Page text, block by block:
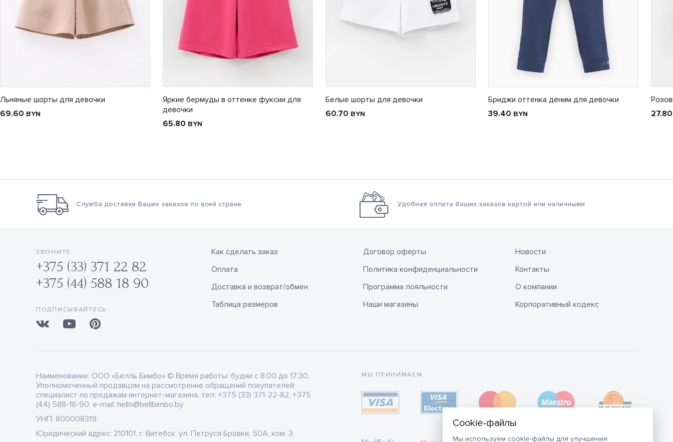
Мы используем cookie-файлы для улучшения
Льняные шорты для девочки
69.60 BYN
Яркие бермуды в оттенке фуксии для
девочки
65.80 BYN
Белые шорты для девочки
60.70 BYN
Бриджи оттенка деним для девочки
39.40 BYN
Служба доставки Ваших заказов по всей стране Удобная оплата Ваших заказов картой или наличными
ЗВОНИТЕ
+375 (33) 371 22 82
+375 (44) 588 18 90
ПОДПИСЫВАЙТЕСЬ
Как сделать заказ
Оплата
Доставка и возврат/обмен
Таблица размеров
Договор оферты
Политика конфиденциальности
Программа лояльности
Наши магазины
Новости
Контакты
О компании
Корпоративный кодекс
Наименование: ООО «Белль Бимбо» © Время работы: будни с 8:00 до 17:30.
Уполномоченный продавцом на рассмотрение обращений покупателей:
специалист по продажам интернет-магазина, тел: +375 (33) 371-22-82, +375
(44) 588-18-90, e-mail: hello@bellbimbo.by
УНП: 800008319
Юридический адрес: 210101, г. Витебск, ул. Петруся Бровки, 50А, ком. 3
МЫ ПРИНИМАЕМ